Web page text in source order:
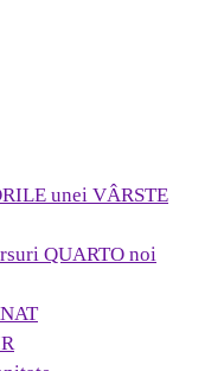
unei VÂRSTE
QUARTO noi